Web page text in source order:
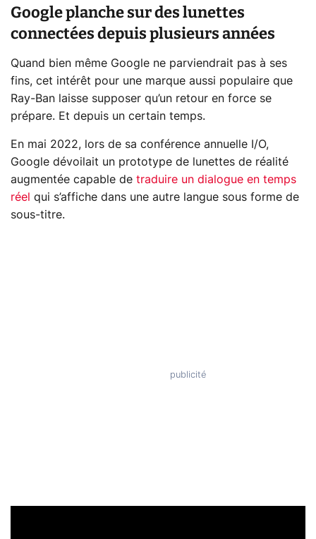
Google planche sur des lunettes
connectées depuis plusieurs années
Quand bien même Google ne parviendrait pas à ses
fins, cet intérêt pour une marque aussi populaire que
Ray-Ban laisse supposer qu’un retour en force se
prépare. Et depuis un certain temps.
En mai 2022, lors de sa conférence annuelle I/O,
Google dévoilait un prototype de lunettes de réalité
augmentée capable de traduire un dialogue en temps
réel qui s’affiche dans une autre langue sous forme de
sous-titre.